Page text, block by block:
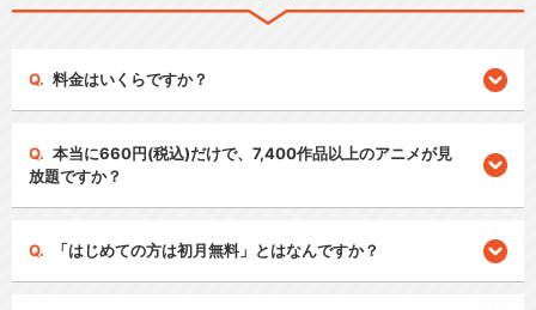
料金はいくらですか？
本当に660円(税込)だけで、7,400作品以上のアニメが見
放題ですか？
「はじめての方は初月無料」とはなんですか？